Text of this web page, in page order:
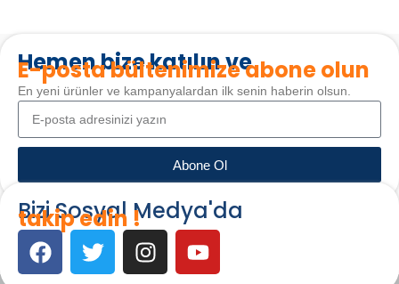
Hemen bize katılın ve
E-posta bültenimize abone olun
En yeni ürünler ve kampanyalardan ilk senin haberin olsun.
Abone Ol
Bizi Sosyal Medya'da
takip edin !